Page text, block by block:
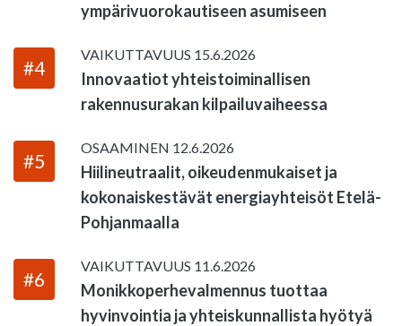
ympärivuorokautiseen asumiseen
#4
VAIKUTTAVUUS 15.6.2026
Innovaatiot yhteistoiminallisen
rakennusurakan kilpailuvaiheessa
#5
OSAAMINEN 12.6.2026
Hiilineutraalit, oikeudenmukaiset ja
kokonaiskestävät energiayhteisöt Etelä-
Pohjanmaalla
#6
VAIKUTTAVUUS 11.6.2026
Monikkoperhevalmennus tuottaa
hyvinvointia ja yhteiskunnallista hyötyä